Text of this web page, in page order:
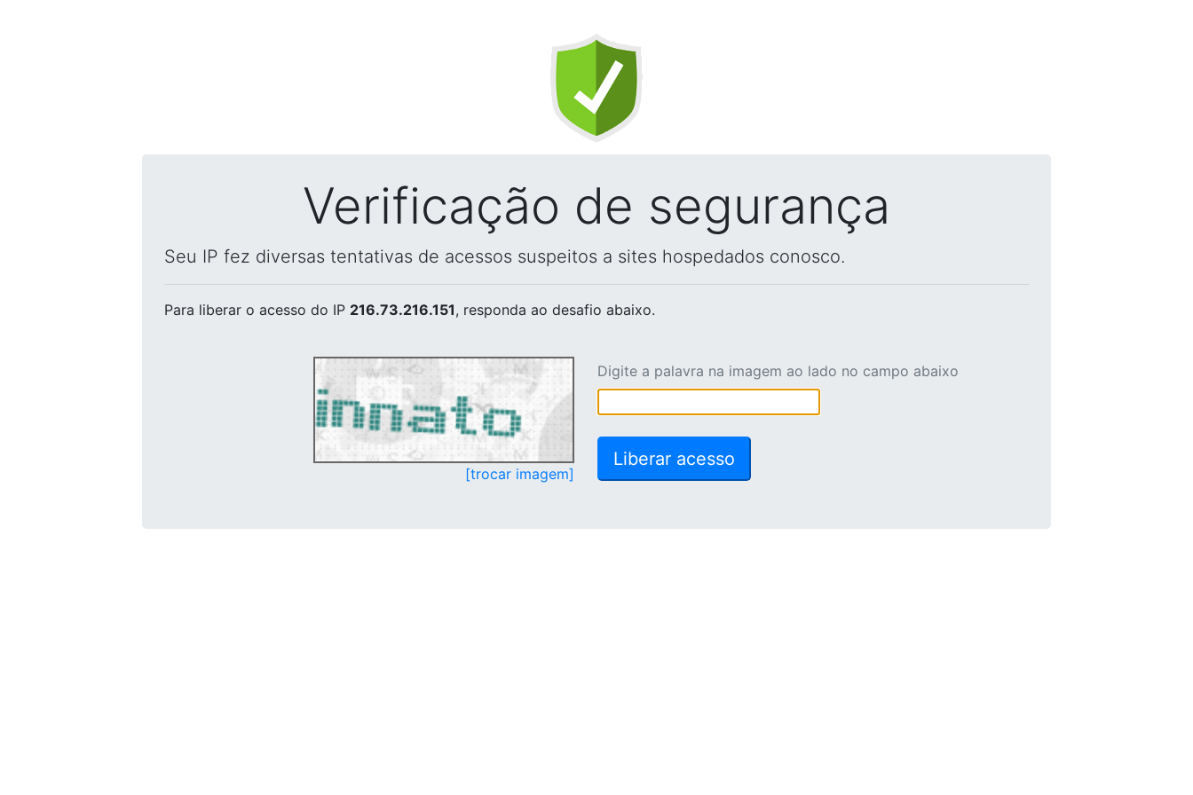
Verificação de segurança
Seu IP fez diversas tentativas de acessos suspeitos a sites hospedados conosco.
Para liberar o acesso do IP 216.73.216.151, responda ao desafio abaixo.
[trocar imagem]
Digite a palavra na imagem ao lado no campo abaixo